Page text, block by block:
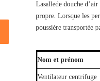
Lasallede douche
propre. Lorsque les
poussière transportée
Nom et prénom
Ventilateur centrifuge